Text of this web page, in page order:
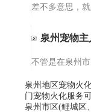
泉州宠物
泉州地区宠物火
门宠物火化服务
泉州市区(鲤城区